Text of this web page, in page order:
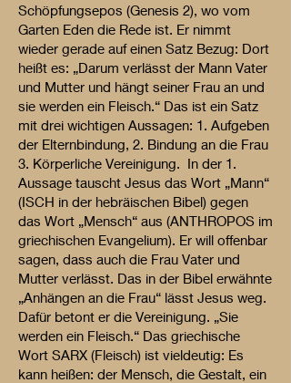
Schöpfungsepos (Genesis 2), wo vom
Garten Eden die Rede ist. Er nimmt
wieder gerade auf einen Satz Bezug: Dort
heißt es: „Darum verlässt der Mann Vater
und Mutter und hängt seiner Frau an und
sie werden ein Fleisch.“ Das ist ein Satz
mit drei wichtigen Aussagen: 1. Aufgeben
der Elternbindung, 2. Bindung an die Frau
3. Körperliche Vereinigung. In der 1.
Aussage tauscht Jesus das Wort „Mann“
(ISCH in der hebräischen Bibel) gegen
das Wort „Mensch“ aus (ANTHROPOS im
griechischen Evangelium). Er will offenbar
sagen, dass auch die Frau Vater und
Mutter verlässt. Das in der Bibel erwähnte
„Anhängen an die Frau“ lässt Jesus weg.
Dafür betont er die Vereinigung. „Sie
werden ein Fleisch.“ Das griechische
Wort SARX (Fleisch) ist vieldeutig: Es
kann heißen: der Mensch, die Gestalt, ein